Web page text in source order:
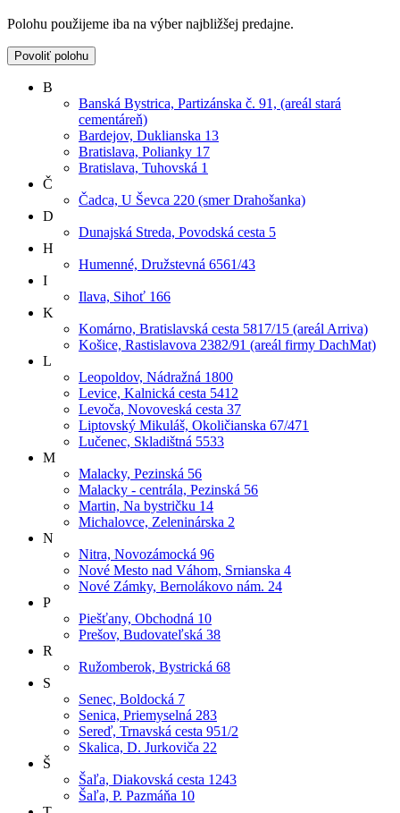
Polohu použijeme iba na výber najbližšej predajne.
Povoliť polohu
B
Banská Bystrica, Partizánska č. 91, (areál stará
cementáreň)
Bardejov, Duklianska 13
Bratislava, Polianky 17
Bratislava, Tuhovská 1
Č
Čadca, U Ševca 220 (smer Drahošanka)
D
Dunajská Streda, Povodská cesta 5
H
Humenné, Družstevná 6561/43
I
Ilava, Sihoť 166
K
Komárno, Bratislavská cesta 5817/15 (areál Arriva)
Košice, Rastislavova 2382/91 (areál firmy DachMat)
L
Leopoldov, Nádražná 1800
Levice, Kalnická cesta 5412
Levoča, Novoveská cesta 37
Liptovský Mikuláš, Okoličianska 67/471
Lučenec, Skladištná 5533
M
Malacky, Pezinská 56
Malacky - centrála, Pezinská 56
Martin, Na bystričku 14
Michalovce, Zeleninárska 2
N
Nitra, Novozámocká 96
Nové Mesto nad Váhom, Srnianska 4
Nové Zámky, Bernolákovo nám. 24
P
Piešťany, Obchodná 10
Prešov, Budovateľská 38
R
Ružomberok, Bystrická 68
S
Senec, Boldocká 7
Senica, Priemyselná 283
Sereď, Trnavská cesta 951/2
Skalica, D. Jurkoviča 22
Š
Šaľa, Diakovská cesta 1243
Šaľa, P. Pazmáňa 10